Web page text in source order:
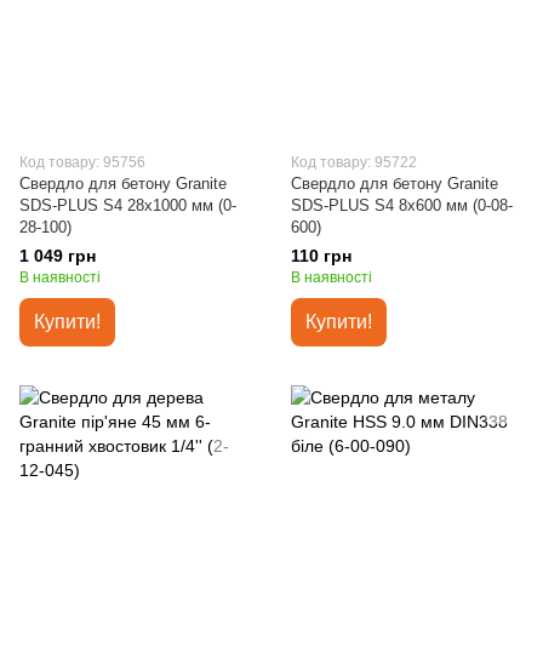
Код товару: 95756
Свердло для бетону Granite
SDS-PLUS S4 28х1000 мм (0-
28-100)
1 049 грн
В наявності
Купити!
Код товару: 95722
Свердло для бетону Granite
SDS-PLUS S4 8х600 мм (0-08-
600)
110 грн
В наявності
Купити!